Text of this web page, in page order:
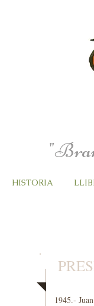
HISTORIA
1945.-